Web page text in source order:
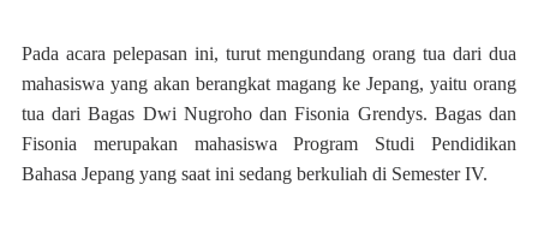
Pada acara pelepasan ini, turut mengundang orang tua dari dua
mahasiswa yang akan berangkat magang ke Jepang, yaitu orang
tua dari Bagas Dwi Nugroho dan Fisonia Grendys. Bagas dan
Fisonia merupakan mahasiswa Program Studi Pendidikan
Bahasa Jepang yang saat ini sedang berkuliah di Semester IV.